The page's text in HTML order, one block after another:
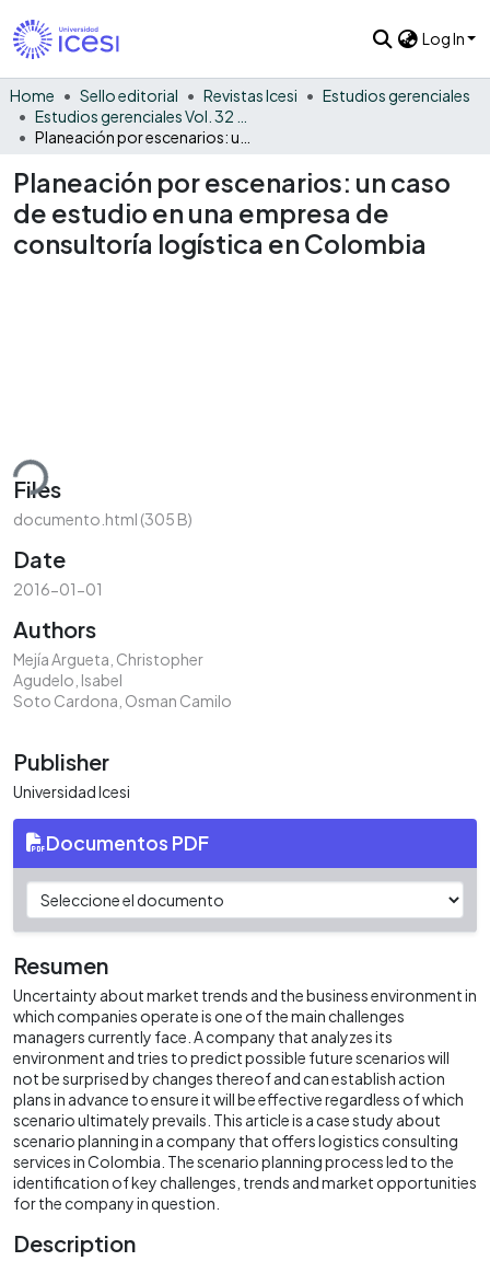
Log In
Home Sello editorial Revistas Icesi
Estudios gerenciales
Planeación por escenarios: un caso
de estudio en una empresa de
consultoría logística en Colombia
Files
documento.html (305 B)
Date
2016-01-01
Authors
Mejía Argueta, Christopher
Agudelo, Isabel
Soto Cardona, Osman Camilo
Publisher
Universidad Icesi
Documentos PDF
Resumen
Uncertainty about market trends and the business environment in
which companies operate is one of the main challenges
managers currently face. A company that analyzes its
environment and tries to predict possible future scenarios will
not be surprised by changes thereof and can establish action
plans in advance to ensure it will be effective regardless of which
scenario ultimately prevails. This article is a case study about
scenario planning in a company that offers logistics consulting
services in Colombia. The scenario planning process led to the
identification of key challenges, trends and market opportunities
for the company in question.
Description